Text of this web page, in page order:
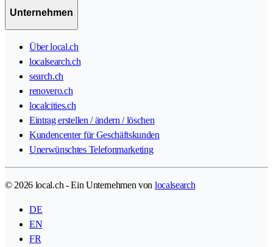
Unternehmen
Über local.ch
localsearch.ch
search.ch
renovero.ch
localcities.ch
Eintrag erstellen / ändern / löschen
Kundencenter für Geschäftskunden
Unerwünschtes Telefonmarketing
© 2026 local.ch - Ein Unternehmen von localsearch
DE
EN
FR